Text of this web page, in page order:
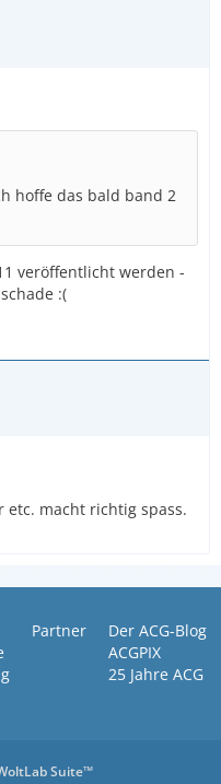
hoffe das bald band 2
veröffentlicht werden -
:(
etc. macht richtig spass.
Partner
Der ACG-Blog
ACGPIX
25 Jahre ACG
Suite™